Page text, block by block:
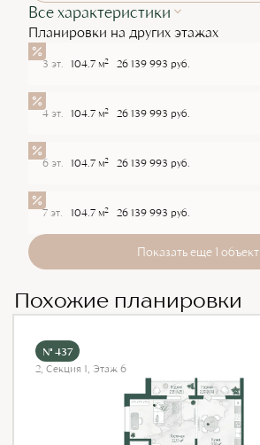
Все характеристики
Планировки на других этажах
3 эт. 104.7 м2 26 139 993 руб.
4 эт. 104.7 м2 26 139 993 руб.
6 эт. 104.7 м2 26 139 993 руб.
7 эт. 104.7 м2 26 139 993 руб.
Показать еще 1 объект
Похожие планировки
№ 437
2, Секция 1, Этаж 6